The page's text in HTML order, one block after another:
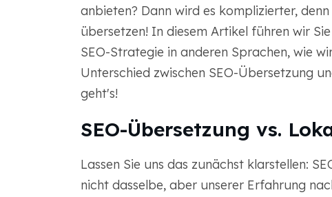
anbieten? Dann wird es komplizierter,
übersetzen! In diesem Artikel führen wir
SEO-Strategie in anderen Sprachen, wie
Unterschied zwischen SEO-Übersetzung
geht's!
SEO-Übersetzung vs.
Lassen Sie uns das zunächst klarstellen:
nicht dasselbe, aber unserer Erfahrung